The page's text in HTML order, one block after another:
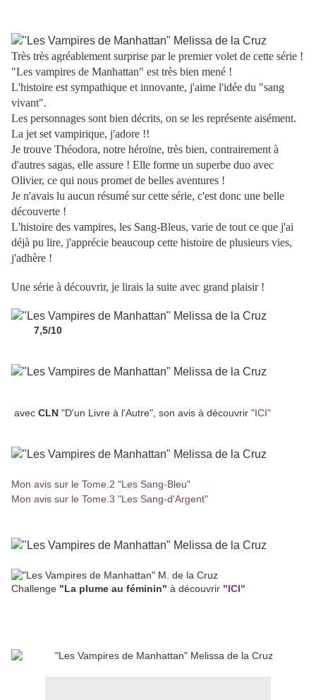
Très très agréablement surprise par le premier volet de cette série !
"Les vampires de Manhattan" est très bien mené !
L'histoire est sympathique et innovante, j'aime l'idée du "sang
vivant".
Les personnages sont bien décrits, on se les représente aisément.
La jet set vampirique, j'adore !!
Je trouve Théodora, notre héroïne, très bien, contrairement à
d'autres sagas, elle assure ! Elle forme un superbe duo avec
Olivier, ce qui nous promet de belles aventures !
Je n'avais lu aucun résumé sur cette série, c'est donc une belle
découverte !
L'histoire des vampires, les Sang-Bleus, varie de tout ce que j'ai
déjà pu lire, j'apprécie beaucoup cette histoire de plusieurs vies,
j'adhère !
Une série à découvrir, je lirais la suite avec grand plaisir !
7,5/10
avec CLN "D'un Livre à l'Autre", son avis à découvrir "ICI"
Mon avis sur le Tome.2 "Les Sang-Bleu"
Mon avis sur le Tome.3 "Les Sang-d'Argent"
Challenge "La plume au féminin" à découvrir "ICI"